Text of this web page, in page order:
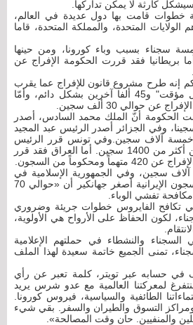
كارثة لا يمكن تداركها.
خطوات قامت بها دول عديدة في العالم،
الولايات المتحدة، والمملكة المتحدة، قاما
سجناء بسبب وباء كورونا، ومن حينها
بريطانيا فقد قررت الحكومة الإفراج عن
إنه طرح مشروع قانون للإفراج عما يقرب
من 45 ألف سجين "بشكل مؤقت" و45 ألفا آخرين بشكل دائم، وأمّا
عن حوالي 30 ألف سجين.
الحكومة أنّ الملك محمد السادس، أصدر
شمل 5 آلاف و654 سجينا، وفي الجزائر أصدر الرئيس عبد المجيد
خمسة آلاف سجين.وفي تونس قرر الرئيس
قيس سعيّد قرر الإفراج عن أكثر من 1400 سجين. أما العراق فقد قرر
من السجون.
أفغانستان أفرجت عن 10 آلاف سجين، وفي الجمهورية الإسلامية في
إيران قال مسؤول هيئة السجون الإيرانية أصغر جهانكير أن «حوالي 70
تفشي الوباء.
تكافح الفايروس خطوات جريئة وضروري
لكون الحفاظ على الأرواح هي الأولوية،
السجناء والنشطاء في حملتهم الإعلامية
تمنى الجميع خاتمة سعيدة لهذا الملف
في حسابه عبر تويتر، كلمة تعبر عن رأي
لمعركتنا العالمية مع عدو شرس يريد
الطائفية والسياسية، فيروس كورونا.
ومراكز التسوق والطيران والسفر. بقي شيء
والمنفيين. حان وقت المصالحة».